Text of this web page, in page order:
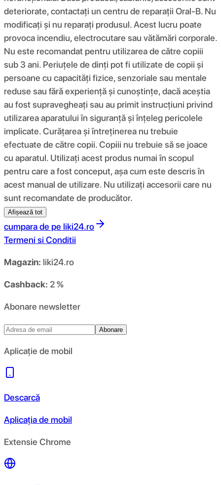
deteriorate, contactați un centru de reparații Oral-B. Nu
modificați și nu reparați produsul. Acest lucru poate
provoca incendiu, electrocutare sau vătămări corporale.
Nu este recomandat pentru utilizarea de către copiii
sub 3 ani. Periuțele de dinți pot fi utilizate de copii și
persoane cu capacități fizice, senzoriale sau mentale
reduse sau fără experiență și cunoștințe, dacă aceștia
au fost supravegheați sau au primit instrucțiuni privind
utilizarea aparatului în siguranță și înțeleg pericolele
implicate. Curățarea și întreținerea nu trebuie
efectuate de către copii. Copiii nu trebuie să se joace
cu aparatul. Utilizați acest produs numai în scopul
pentru care a fost conceput, așa cum este descris în
acest manual de utilizare. Nu utilizați accesorii care nu
sunt recomandate de producător.
Afișează tot
cumpara de pe liki24.ro
Termeni si Conditii
Magazin: liki24.ro
Cashback: 2 %
Abonare newsletter
Abonare
Aplicație de mobil
Descarcă
Aplicația de mobil
Extensie Chrome